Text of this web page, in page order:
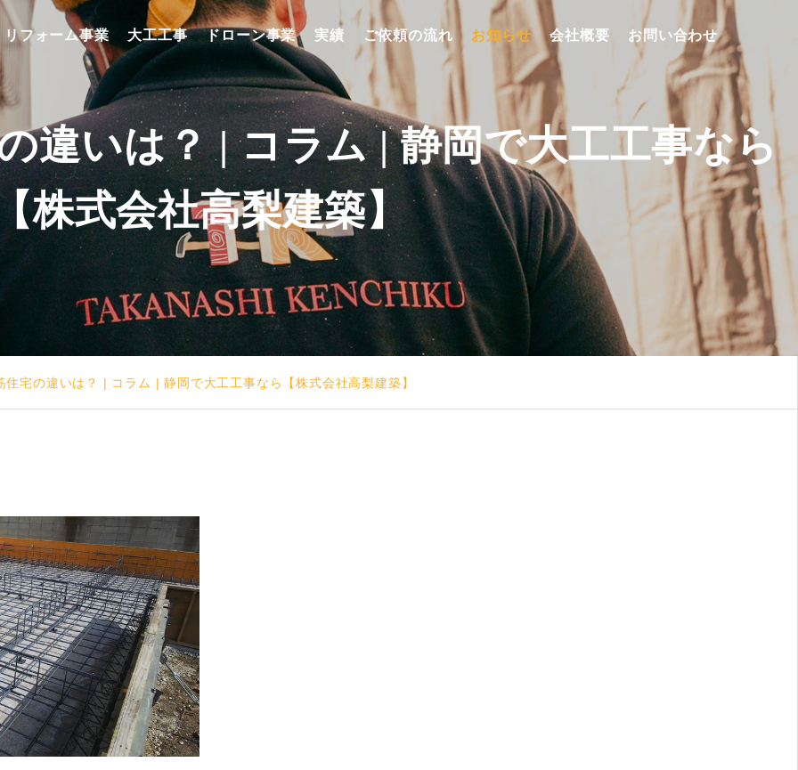
リフォーム事業 大工工事 ドローン事業 実績 ご依頼の流れ お知らせ 会社概要 お問い合わせ
違いは？ | コラム | 静岡で大工工事なら
株式会社高梨建築】
住宅の違いは？ | コラム | 静岡で大工工事なら【株式会社高梨建築】